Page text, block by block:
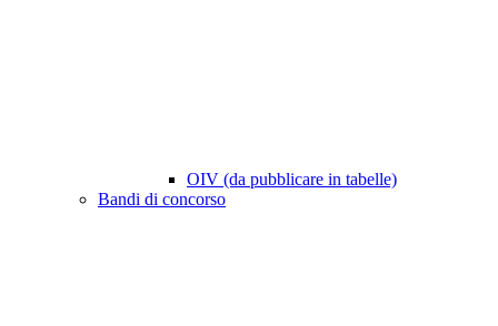
OIV (da pubblicare in tabelle)
Bandi di concorso